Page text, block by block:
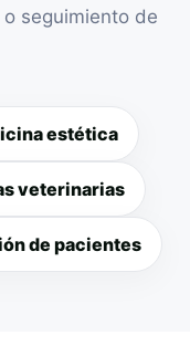
seguimiento de
estética
veterinarias
de pacientes